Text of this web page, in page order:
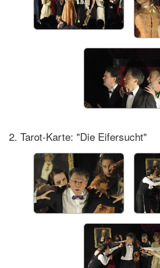
2. Tarot-Karte: "Die Eifersucht"